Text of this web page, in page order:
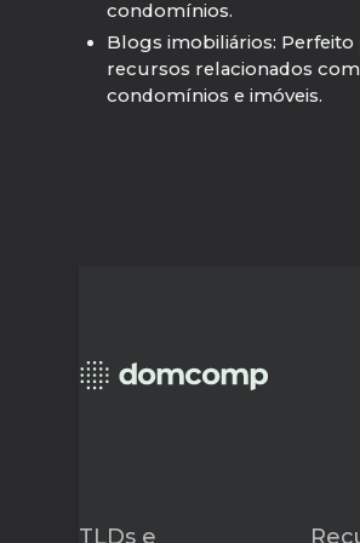
condomínios.
Blogs imobiliários: Perfeito
recursos relacionados com
condomínios e imóveis.
TLDs e